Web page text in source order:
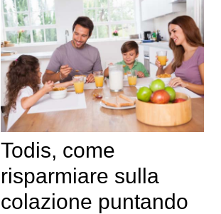
Todis, come
risparmiare sulla
colazione puntando